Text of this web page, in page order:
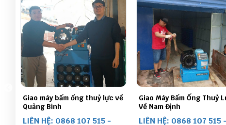
Giao Máy Bấm Ống Thuỷ Lực
Về Nam Định
LIÊN HỆ: 0868 107 515 -
Bàn Giao Combo Máy Bấm
Thuỷ SamwayP32 Lực Về
Long An
LIÊN HỆ: 0868 107 515 -